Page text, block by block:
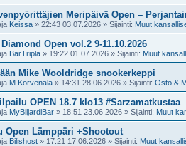
Meripäivä Open –
Keissa » 22:43 03.07.2026 » Sijainti: Muut
Open vol.2 9-11.10.2026
BarTripla » 19:22 01.07.2026 » Sijainti: Muut
Mike Wooldridge snookerkeppi
M Korvenala » 14:31 28.06.2026 » Sijainti: Osto &
OPEN 18.7 klo13 #Sarzamatkustaa
MyBiljardiBar » 18:51 23.06.2026 » Sijainti: Muut
Open Lämppäri +Shootout
Bilishost » 17:21 17.06.2026 » Sijainti: Muut